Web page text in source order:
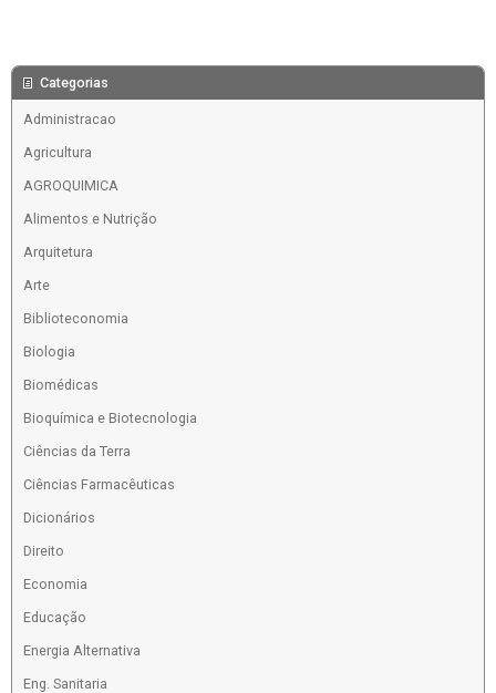
Categorias
Administracao
Agricultura
AGROQUIMICA
Alimentos e Nutrição
Arquitetura
Arte
Biblioteconomia
Biologia
Biomédicas
Bioquímica e Biotecnologia
Ciências da Terra
Ciências Farmacêuticas
Dicionários
Direito
Economia
Educação
Energia Alternativa
Eng. Sanitaria